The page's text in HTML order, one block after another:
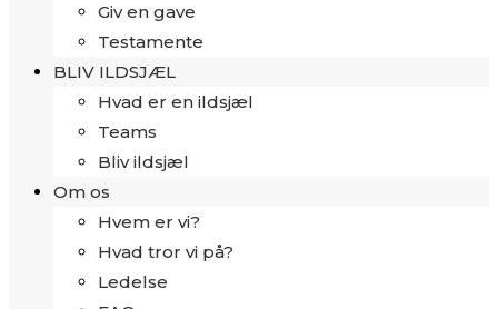
Giv en gave
Testamente
BLIV ILDSJÆL
Hvad er en ildsjæl
Teams
Bliv ildsjæl
Om os
Hvem er vi?
Hvad tror vi på?
Ledelse